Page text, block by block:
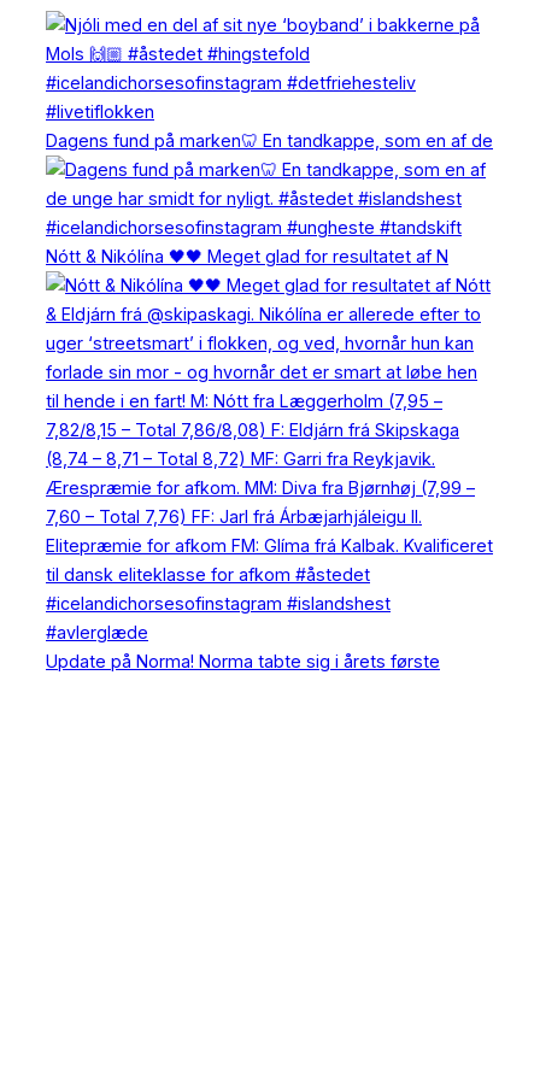
Dagens fund på marken🦷 En tandkappe, som en af de
Nótt & Nikólína 🖤🖤 Meget glad for resultatet af N
Update på Norma! Norma tabte sig i årets første